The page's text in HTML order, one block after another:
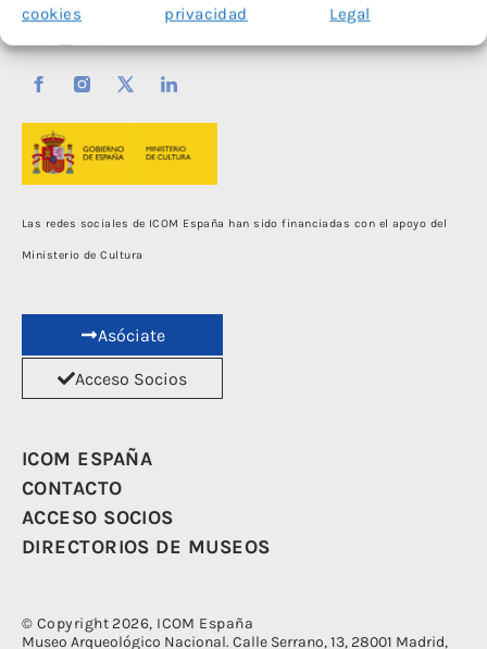
cookies
privacidad
Legal
Las redes sociales de ICOM España han sido financiadas con el apoyo del
Ministerio de Cultura
Asóciate
Acceso Socios
ICOM ESPAÑA
CONTACTO
ACCESO SOCIOS
DIRECTORIOS DE MUSEOS
© Copyright 2026, ICOM España
Museo Arqueológico Nacional. Calle Serrano, 13, 28001 Madrid,